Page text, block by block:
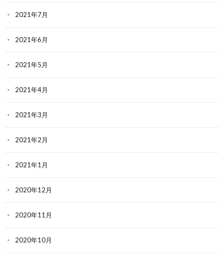
2021年7月
2021年6月
2021年5月
2021年4月
2021年3月
2021年2月
2021年1月
2020年12月
2020年11月
2020年10月